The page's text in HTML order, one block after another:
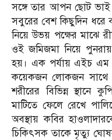
সঙ্গে তার আপন ছোট
সবুরের বেশ কিছুদিন ধরে
নিয়ে উভয় পক্ষের মাঝে
ওই জমিজমা নিয়ে
হয়। এক পর্যায় এইচ এম
কয়েকজন লোকজন সাথে
শরীরের বিভিন্ন স্থানে
মাটিতে ফেলে রেখে
অবস্থায় কবির
চিকিৎসক তাকে মৃত্যু